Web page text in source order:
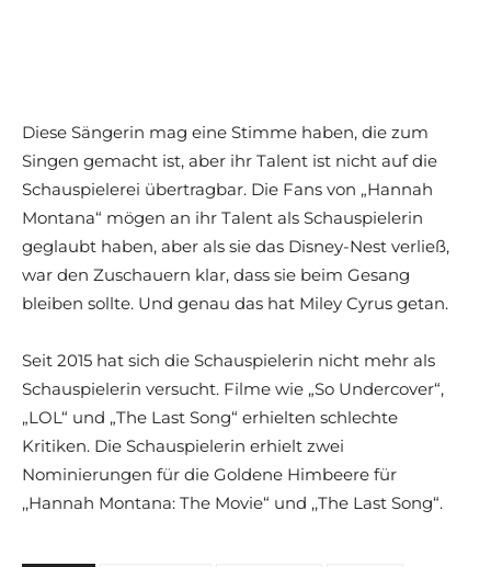
Diese Sängerin mag eine Stimme haben, die zum
Singen gemacht ist, aber ihr Talent ist nicht auf die
Schauspielerei übertragbar. Die Fans von „Hannah
Montana“ mögen an ihr Talent als Schauspielerin
geglaubt haben, aber als sie das Disney-Nest verließ,
war den Zuschauern klar, dass sie beim Gesang
bleiben sollte. Und genau das hat Miley Cyrus getan.
Seit 2015 hat sich die Schauspielerin nicht mehr als
Schauspielerin versucht. Filme wie „So Undercover“,
„LOL“ und „The Last Song“ erhielten schlechte
Kritiken. Die Schauspielerin erhielt zwei
Nominierungen für die Goldene Himbeere für
,,Hannah Montana: The Movie“ und ,,The Last Song“.